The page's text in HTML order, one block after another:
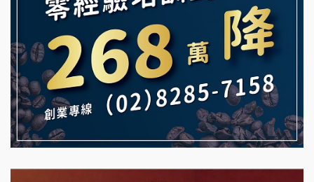
自助洗衣店誠徵代洗收送人員(台中市)
MUSHEN徵SPA美容芳療師
日十。早午食加盟說明會
拾鑶火鍋加盟說明會
雞咕雞咕加盟說明會
TEA TOP加盟說明會
珍好味臭臭鍋加盟說明會
藍象廷泰式火鍋加盟說明會
日十。早午食加盟說明會